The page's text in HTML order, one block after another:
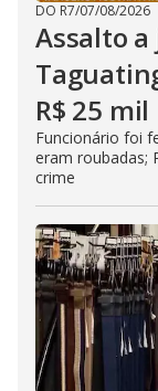
DO R7/07/08/2026
Assalto
R$ 25 mil
Funcionário foi
eram roubadas;
crime